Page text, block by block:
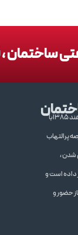
انجمن تولیدکنندگان و فنآوران صنعتی ساختمان ، در اسفند 1385با
پرالتهاب
شدن ،
داده است و
حضور و